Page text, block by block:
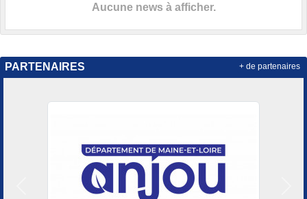
Aucune news à afficher.
PARTENAIRES + de partenaires